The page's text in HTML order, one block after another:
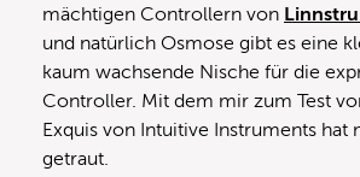
mächtigen Controllern von
und natürlich Osmose gibt es eine
kaum wachsende Nische für die
Controller. Mit dem mir zum Test
Exquis von Intuitive Instruments hat
getraut.